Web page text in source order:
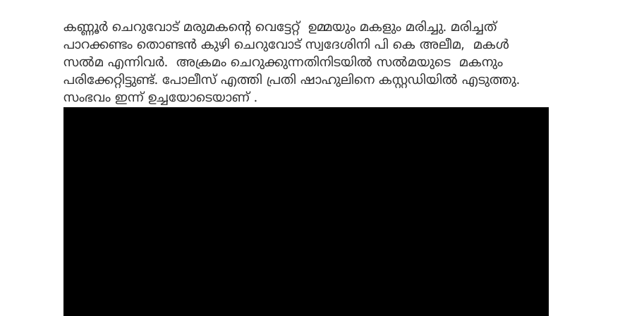
കണ്ണൂര്‍ ചെറുവോട് മരുമകന്റെ വെട്ടേറ്റ് ഉമ്മയും മകളും മരിച്ചു. മരിച്ചത്
പാറക്കണ്ടം തൊണ്ടന്‍ കുഴി ചെറുവോട് സ്വദേശിനി പി കെ അലീമ, മകള്‍
സല്‍മ എന്നിവര്‍. അക്രമം ചെറുക്കുന്നതിനിടയില്‍ സല്‍മയുടെ മകനും
പരിക്കേറ്റിട്ടുണ്ട്. പോലീസ് എത്തി പ്രതി ഷാഹുലിനെ കസ്റ്റഡിയില്‍ എടുത്തു.
സംഭവം ഇന്ന് ഉച്ചയോടെയാണ് .